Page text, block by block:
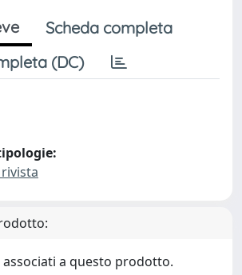
Scheda completa
(DC)
a questo prodotto.